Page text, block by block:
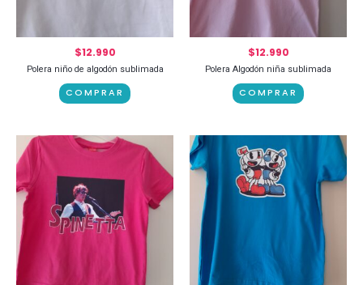
$12.990
Polera niño de algodón sublimada
COMPRAR
$12.990
Polera Algodón niña sublimada
COMPRAR